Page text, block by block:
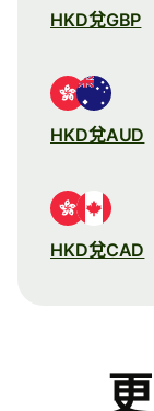
HKD兌GBP
HKD兌AUD
HKD兌CAD